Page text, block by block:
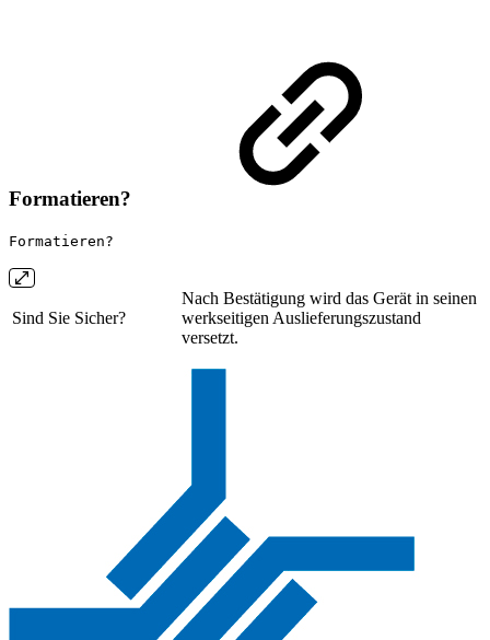
Formatieren?
Formatieren?
Sind Sie Sicher?
Nach Bestätigung wird das Gerät in seinen
werkseitigen Auslieferungszustand
versetzt.